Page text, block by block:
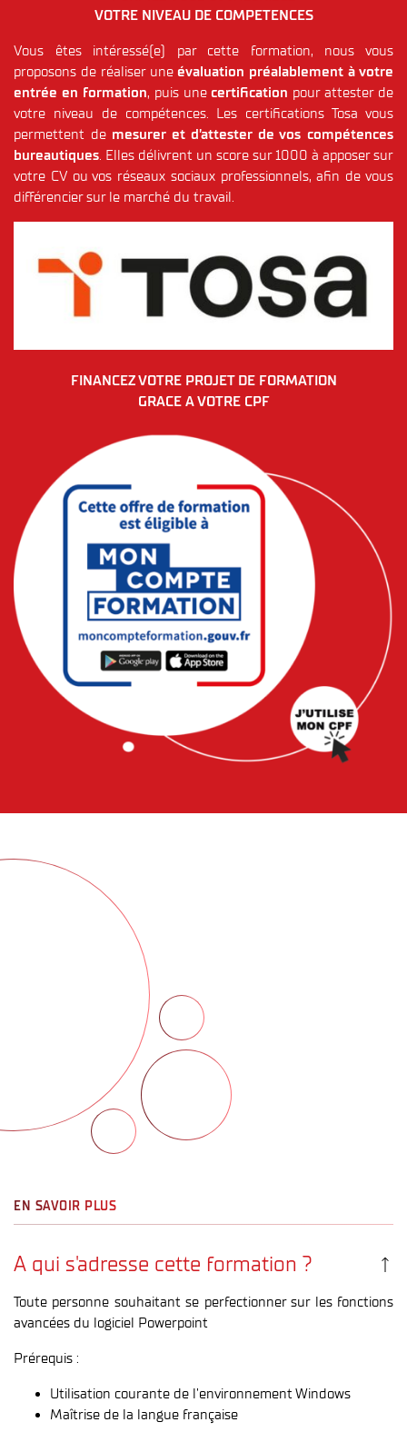
VOTRE NIVEAU DE COMPETENCES
Vous êtes intéressé(e) par cette formation, nous vous
proposons de réaliser uneévaluation préalablement à votre
entrée en formation, puis unecertification pour attester de
votre niveau de compétences. Les certifications Tosa vous
permettent de mesurer et d’attester de vos compétences
bureautiques . Elles délivrent un score sur 1000 à apposer sur
votre CV ou vos réseaux sociaux professionnels, afin de vous
différencier sur le marché du travail.
FINANCEZ VOTRE PROJET DE FORMATION
GRACE A VOTRE CPF
EN SAVOIR PLUS
A qui s'adresse cette formation ?
Toute personne souhaitant se perfectionner sur les fonctions
avancées du logiciel Powerpoint
Prérequis :
Utilisation courante de l’environnement Windows
Maîtrise de la langue française